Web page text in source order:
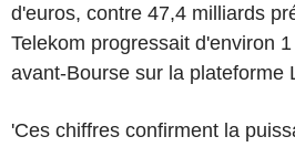
d'euros, contre 47,4 milliards
Telekom progressait d'environ
avant-Bourse sur la plateforme
'Ces chiffres confirment la